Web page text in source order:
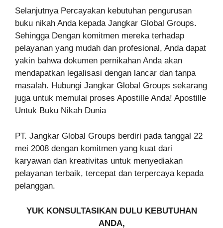
Selanjutnya Percayakan kebutuhan pengurusan
buku nikah Anda kepada Jangkar Global Groups.
Sehingga Dengan komitmen mereka terhadap
pelayanan yang mudah dan profesional, Anda dapat
yakin bahwa dokumen pernikahan Anda akan
mendapatkan legalisasi dengan lancar dan tanpa
masalah. Hubungi Jangkar Global Groups sekarang
juga untuk memulai proses Apostille Anda! Apostille
Untuk Buku Nikah Dunia
PT. Jangkar Global Groups berdiri pada tanggal 22
mei 2008 dengan komitmen yang kuat dari
karyawan dan kreativitas untuk menyediakan
pelayanan terbaik, tercepat dan terpercaya kepada
pelanggan.
YUK KONSULTASIKAN DULU KEBUTUHAN
ANDA,